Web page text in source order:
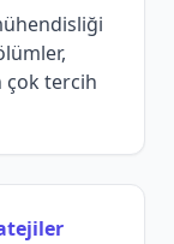
çok tercih